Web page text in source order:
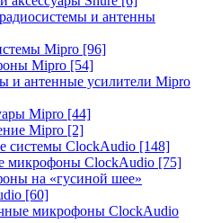
и антенны
Mipro [96]
Mipro [54]
и антенные усилители Mipro
Mipro [44]
Mipro [2]
системы ClockAudio [148]
микрофоны ClockAudio [75]
на «гусиной шее»
[60]
микрофоны ClockAudio